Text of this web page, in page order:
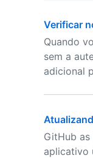
Verificar
Quando
sem a
adicional
GitHub as
aplicativo